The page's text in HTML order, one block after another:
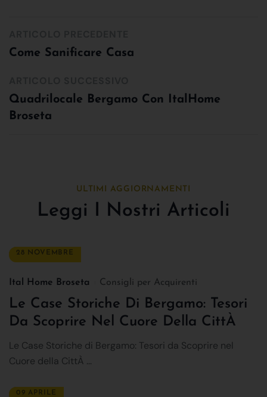
Come Sanificare Casa
Quadrilocale Bergamo Con ItalHome
Broseta
ULTIMI AGGIORNAMENTI
Leggi I Nostri Articoli
28 NOVEMBRE
Ital Home Broseta Consigli per Acquirenti
Le Case Storiche Di Bergamo: Tesori
Da Scoprire Nel Cuore Della CittÀ
Le Case Storiche di Bergamo: Tesori da Scoprire nel
Cuore della CittÀ ...
09 APRILE